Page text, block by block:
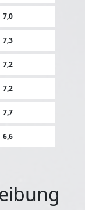
7,0
7,3
7,2
7,2
7,7
6,6